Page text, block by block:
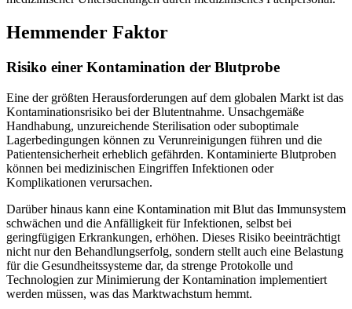
Hemmender Faktor
Risiko einer Kontamination der Blutprobe
Eine der größten Herausforderungen auf dem globalen Markt ist das
Kontaminationsrisiko bei der Blutentnahme. Unsachgemäße
Handhabung, unzureichende Sterilisation oder suboptimale
Lagerbedingungen können zu Verunreinigungen führen und die
Patientensicherheit erheblich gefährden. Kontaminierte Blutproben
können bei medizinischen Eingriffen Infektionen oder
Komplikationen verursachen.
Darüber hinaus kann eine Kontamination mit Blut das Immunsystem
schwächen und die Anfälligkeit für Infektionen, selbst bei
geringfügigen Erkrankungen, erhöhen. Dieses Risiko beeinträchtigt
nicht nur den Behandlungserfolg, sondern stellt auch eine Belastung
für die Gesundheitssysteme dar, da strenge Protokolle und
Technologien zur Minimierung der Kontamination implementiert
werden müssen, was das Marktwachstum hemmt.